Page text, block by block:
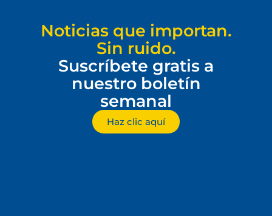
Noticias que importan.
Sin ruido.
Suscríbete gratis a
nuestro boletín
semanal
Haz clic aquí